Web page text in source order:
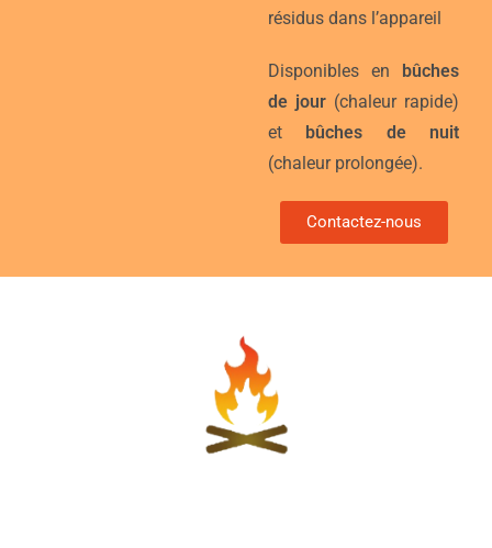
résidus dans l’appareil
Disponibles en
bûches
de jour (chaleur rapide)
et bûches de nuit
(chaleur prolongée).
Contactez-nous